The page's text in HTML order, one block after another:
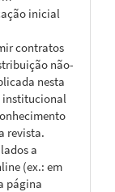
inicial
contratos
não-
nesta
institucional
revista.
a
(ex.: em
página